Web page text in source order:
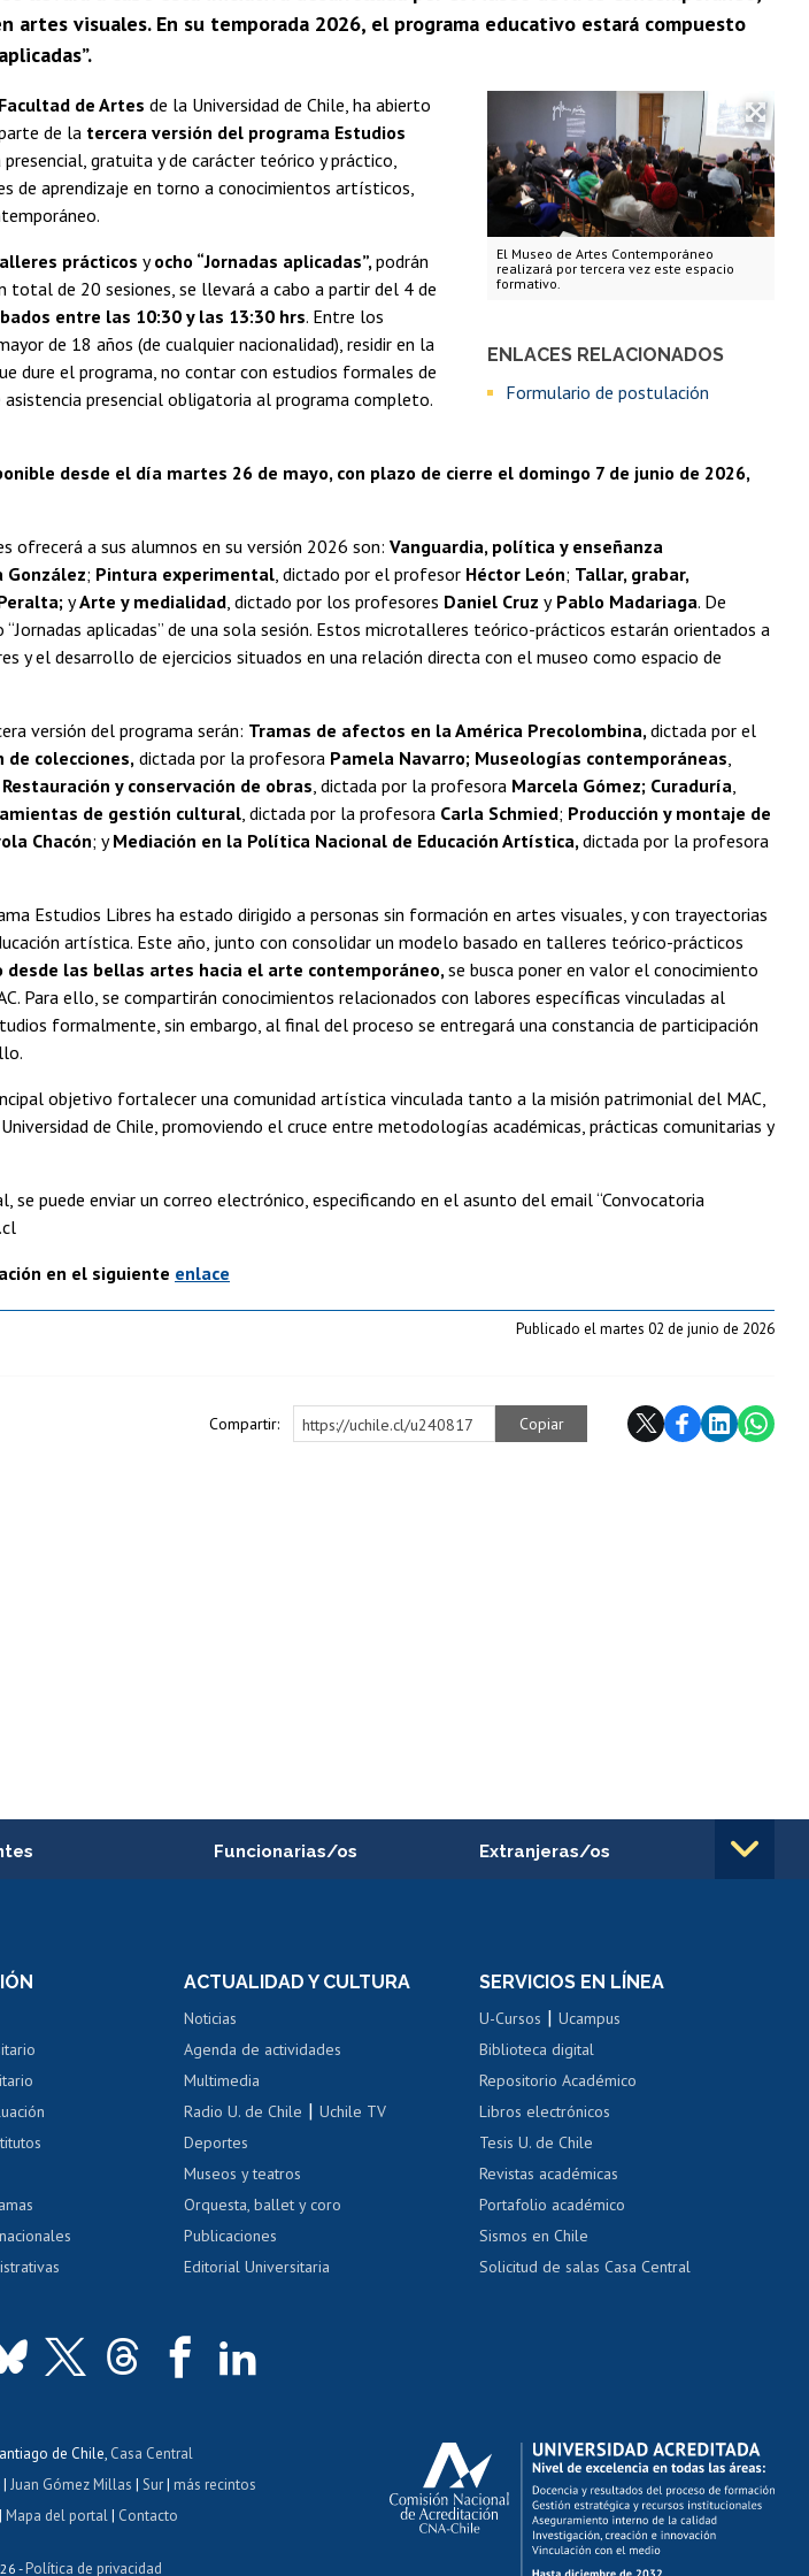
artes visuales. En su temporada 2026, el programa educativo estará compuesto
El Museo de Artes Contemporáneo
realizará por tercera vez este espacio
formativo.
ENLACES RELACIONADOS
Formulario de postulación
de Artes de la Universidad de Chile, ha abierto
de la tercera versión del programa Estudios
gratuita y de carácter teórico y práctico,
de aprendizaje en torno a conocimientos artísticos,
prácticos yocho “Jornadas aplicadas”, podrán
total de 20 sesiones, se llevará a cabo a partir del 4 de
entre las 10:30 y las 13:30 hrs. Entre los
de 18 años (de cualquier nacionalidad), residir en la
dure el programa, no contar con estudios formales de
presencial obligatoria al programa completo.
desde el día martes 26 de mayo, con plazo de cierre el domingo 7 de junio de 2026,
ofrecerá a sus alumnos en su versión 2026 son: Vanguardia, política y enseñanza
González; Pintura experimental , dictado por el profesor Héctor León; Tallar, grabar,
yArte y medialidad , dictado por los profesores Daniel Cruz yPablo Madariaga. De
aplicadas” de una sola sesión. Estos microtalleres teórico-prácticos estarán orientados a
y el desarrollo de ejercicios situados en una relación directa con el museo como espacio de
versión del programa serán: Tramas de afectos en la América Precolombina, dictada por el
de colecciones, dictada por la profesora Pamela Navarro; Museologías contemporáneas
Restauración y conservación de obras , dictada por la profesora Marcela Gómez; Curaduría
de gestión cultural , dictada por la profesora Carla Schmied; Producción y montaje de
Chacón; yMediación en la Política Nacional de Educación Artística, dictada por la profesora
Estudios Libres ha estado dirigido a personas sin formación en artes visuales, y con trayectorias
artística. Este año, junto con consolidar un modelo basado en talleres teórico-prácticos
las bellas artes hacia el arte contemporáneo, se busca poner en valor el conocimiento
Para ello, se compartirán conocimientos relacionados con labores específicas vinculadas al
formalmente, sin embargo, al final del proceso se entregará una constancia de participación
objetivo fortalecer una comunidad artística vinculada tanto a la misión patrimonial del MAC,
de Chile, promoviendo el cruce entre metodologías académicas, prácticas comunitarias y
se puede enviar un correo electrónico, especificando en el asunto del email “Convocatoria
en el siguiente enlace
Publicado el martes 02 de junio de 2026
Compartir: https://uchile.cl/u240817 Copiar
docente
académica
al AUCAI
Funcionarias/os
Portal de movilidad interna
Certificado de renta
Certificado de renta
Extranjeras/os
Cursos de español
TUI Acoso laboral, sexual y violencia Denuncias administrativas
ACTUALIDAD Y CULTURA
Noticias
Agenda de actividades
Multimedia
Radio U. de Chile |Uchile TV
Deportes
Museos y teatros
Orquesta, ballet y coro
Publicaciones
Editorial Universitaria
SERVICIOS EN LÍNEA
U-Cursos |Ucampus
Biblioteca digital
Repositorio Académico
Libros electrónicos
Tesis U. de Chile
Revistas académicas
Portafolio académico
Sismos en Chile
Solicitud de salas Casa Central
de Chile, Casa Central
| Juan Gómez Millas | Sur| más recintos
|Mapa del portal| Contacto
-Política de privacidad